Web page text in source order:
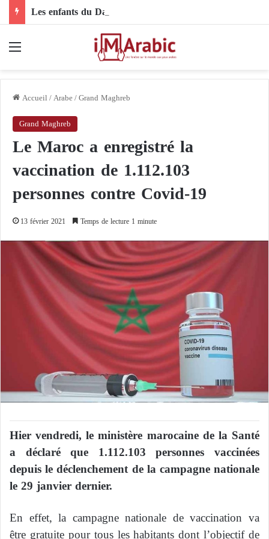
Accueil/Arabe/Grand Maghreb
Grand Maghreb
Le Maroc a enregistré la
vaccination de 1.112.103
personnes contre Covid-19
13 février 2021 Temps de lecture 1 minute
Hier vendredi, le ministère marocaine de la Santé
a déclaré que 1.112.103 personnes vaccinées
depuis le déclenchement de la campagne nationale
le 29 janvier dernier.
En effet, la campagne nationale de vaccination va
être gratuite pour tous les habitants dont l’objectif de